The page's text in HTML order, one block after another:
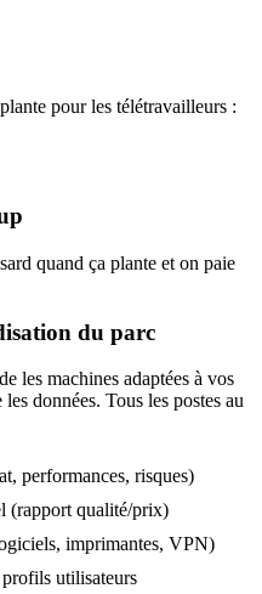
pour les télétravailleurs :
quand ça plante et on paie
du parc
les machines adaptées à vos
données. Tous les postes au
performances, risques)
(rapport qualité/prix)
imprimantes, VPN)
utilisateurs